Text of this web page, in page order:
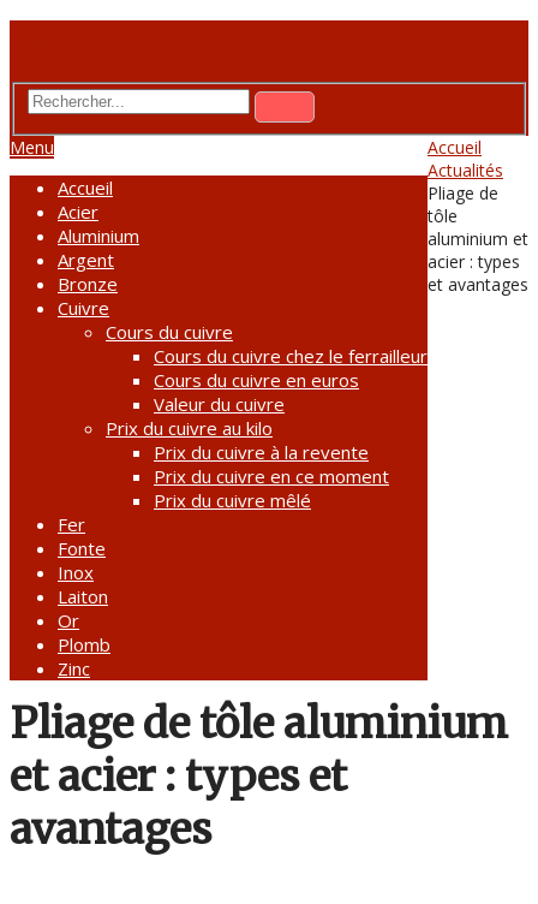
Menu
Accueil
Acier
Aluminium
Argent
Bronze
Cuivre
Cours du cuivre
Cours du cuivre chez le ferrailleur
Cours du cuivre en euros
Valeur du cuivre
Prix du cuivre au kilo
Prix du cuivre à la revente
Prix du cuivre en ce moment
Prix du cuivre mêlé
Fer
Fonte
Inox
Laiton
Or
Plomb
Zinc
Accueil
Actualités
Pliage de
tôle
aluminium et
acier : types
et avantages
Pliage de tôle aluminium
et acier : types et
avantages